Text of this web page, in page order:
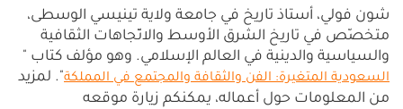
شون فولي، أستاذ تاريخ في جامعة ولاية تينيسي الوسطى،
متخصّص في تاريخ الشرق الأوسط والاتّجاهات الثقافية
والسياسية والدينية في العالم الإسلامي. وهو مؤلف كتاب "
السعودية المتغيرة: الفن والثقافة والمجتمع في المملكة". لمزيد
من المعلومات حول أعماله، يمكنكم زيارة موقعه